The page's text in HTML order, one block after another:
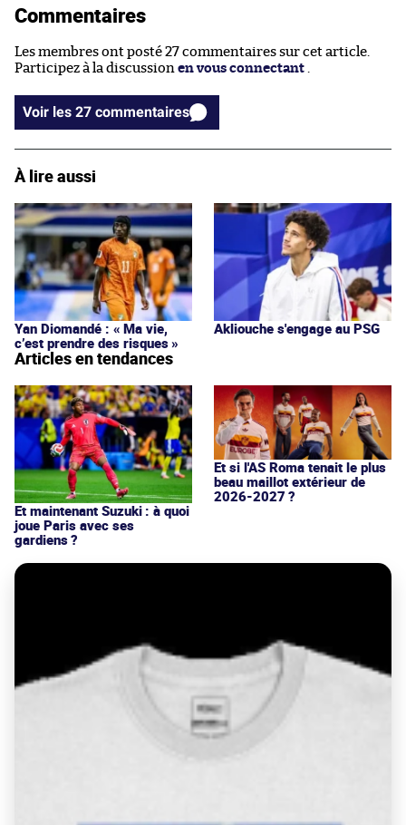
Commentaires
Les membres ont posté 27 commentaires sur cet article.
Participez à la discussion en vous connectant .
Voir les 27 commentaires
À lire aussi
Yan Diomandé : « Ma vie,
c’est prendre des risques »
Akliouche s'engage au PSG
Articles en tendances
Et maintenant Suzuki : à quoi
joue Paris avec ses
gardiens ?
Et si l'AS Roma tenait le plus
beau maillot extérieur de
2026-2027 ?